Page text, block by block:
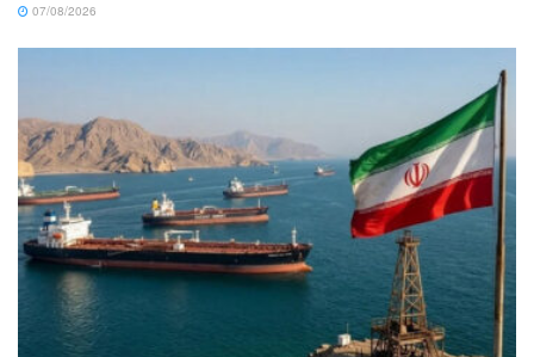
07/08/2026